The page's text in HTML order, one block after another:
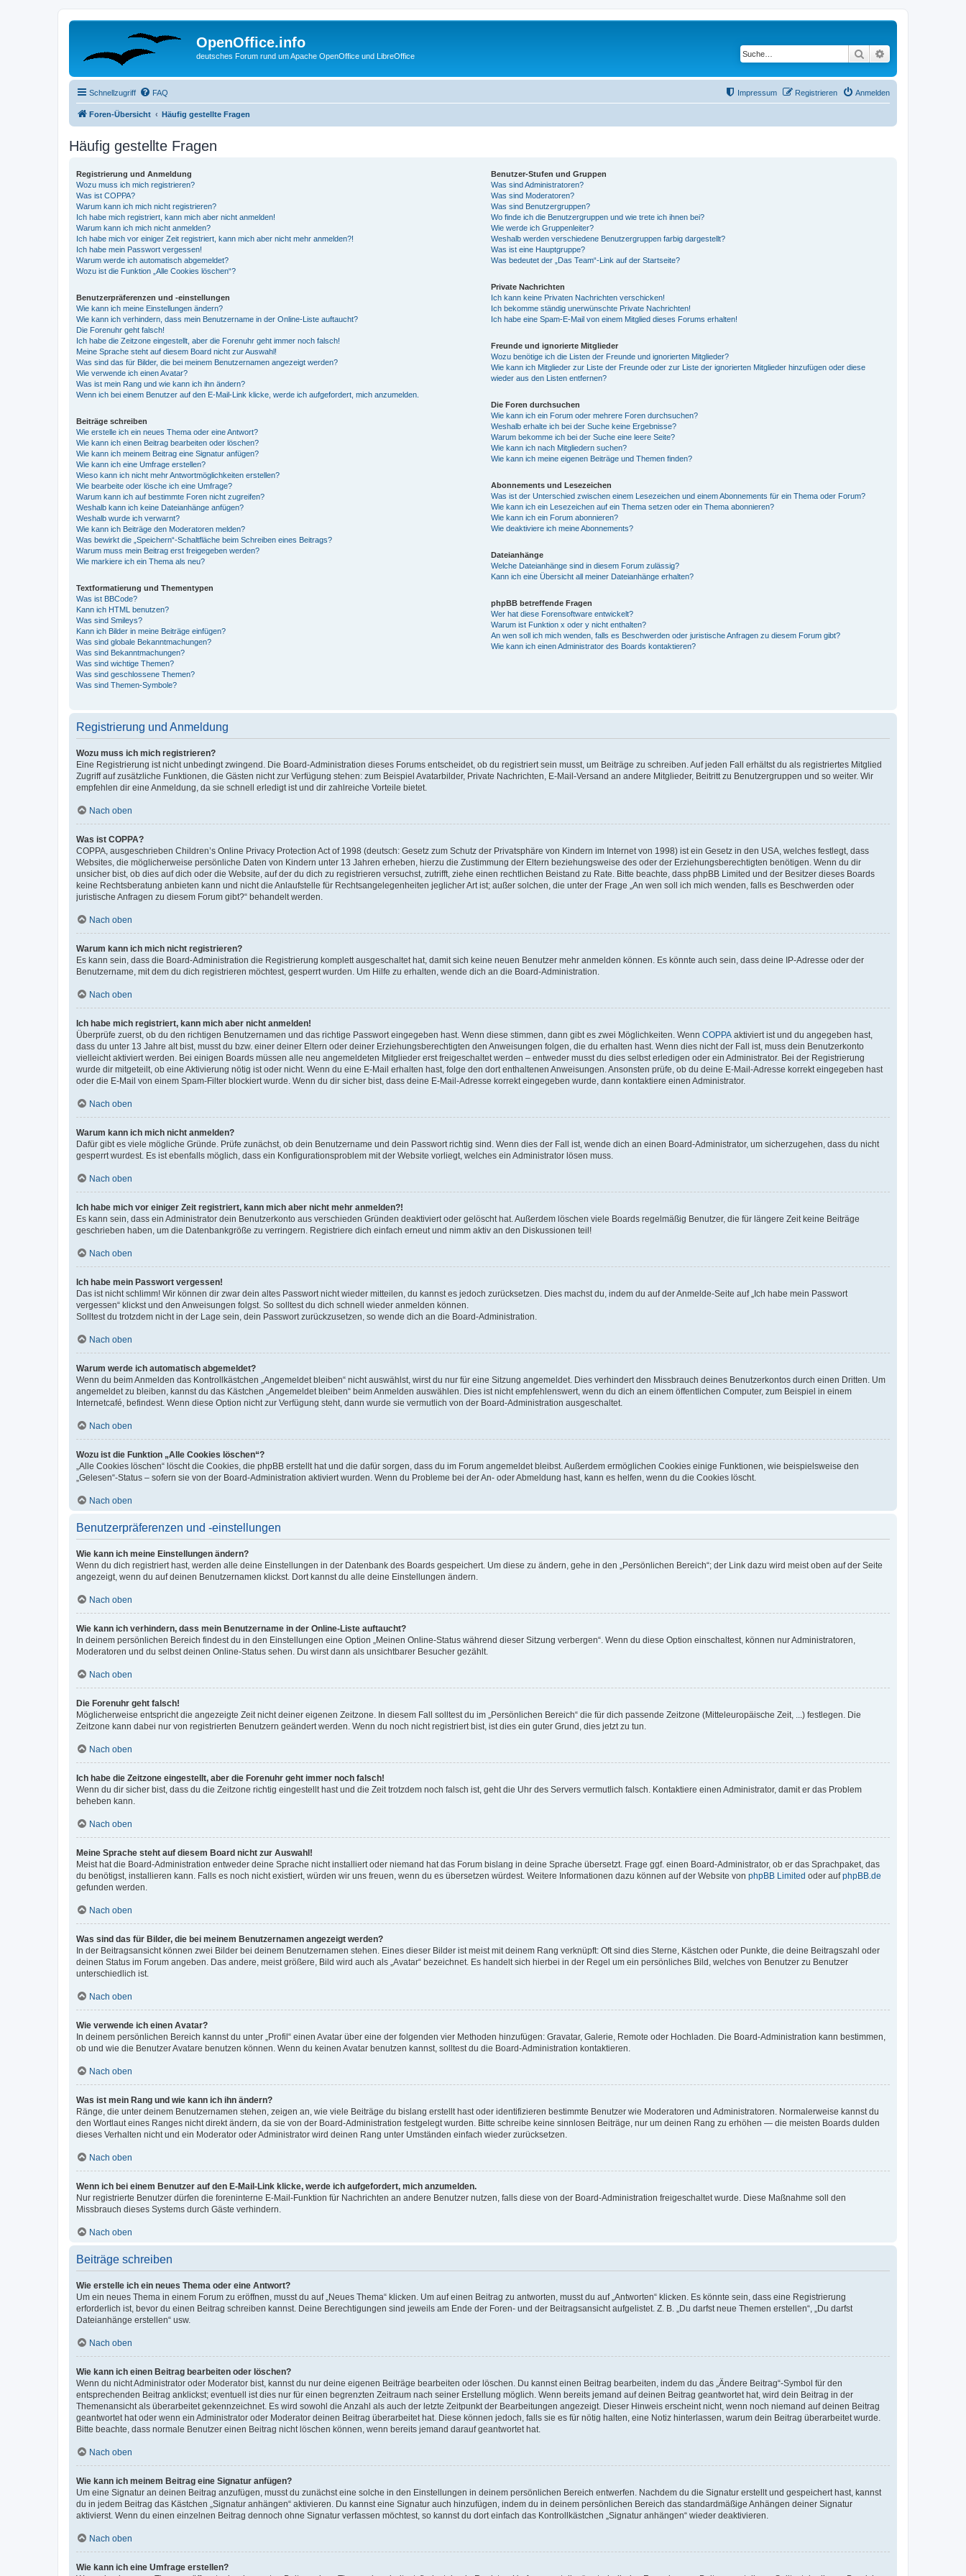
OpenOffice.info
deutsches Forum rund um Apache OpenOffice und LibreOffice Suche
Schnellzugriff FAQ Anmelden
Registrieren
Impressum
Foren-Übersicht Häufig gestellte Fragen
Häufig gestellte Fragen
Registrierung und Anmeldung
Wozu muss ich mich registrieren?
Was ist COPPA?
Warum kann ich mich nicht registrieren?
Ich habe mich registriert, kann mich aber nicht anmelden!
Warum kann ich mich nicht anmelden?
Ich habe mich vor einiger Zeit registriert, kann mich aber nicht mehr anmelden?!
Ich habe mein Passwort vergessen!
Warum werde ich automatisch abgemeldet?
Wozu ist die Funktion „Alle Cookies löschen“?
Benutzerpräferenzen und -einstellungen
Wie kann ich meine Einstellungen ändern?
Wie kann ich verhindern, dass mein Benutzername in der Online-Liste auftaucht?
Die Forenuhr geht falsch!
Ich habe die Zeitzone eingestellt, aber die Forenuhr geht immer noch falsch!
Meine Sprache steht auf diesem Board nicht zur Auswahl!
Was sind das für Bilder, die bei meinem Benutzernamen angezeigt werden?
Wie verwende ich einen Avatar?
Was ist mein Rang und wie kann ich ihn ändern?
Wenn ich bei einem Benutzer auf den E-Mail-Link klicke, werde ich aufgefordert, mich anzumelden.
Beiträge schreiben
Wie erstelle ich ein neues Thema oder eine Antwort?
Wie kann ich einen Beitrag bearbeiten oder löschen?
Wie kann ich meinem Beitrag eine Signatur anfügen?
Wie kann ich eine Umfrage erstellen?
Wieso kann ich nicht mehr Antwortmöglichkeiten erstellen?
Wie bearbeite oder lösche ich eine Umfrage?
Warum kann ich auf bestimmte Foren nicht zugreifen?
Weshalb kann ich keine Dateianhänge anfügen?
Weshalb wurde ich verwarnt?
Wie kann ich Beiträge den Moderatoren melden?
Was bewirkt die „Speichern“-Schaltfläche beim Schreiben eines Beitrags?
Warum muss mein Beitrag erst freigegeben werden?
Wie markiere ich ein Thema als neu?
Textformatierung und Thementypen
Was ist BBCode?
Kann ich HTML benutzen?
Was sind Smileys?
Kann ich Bilder in meine Beiträge einfügen?
Was sind globale Bekanntmachungen?
Was sind Bekanntmachungen?
Was sind wichtige Themen?
Was sind geschlossene Themen?
Was sind Themen-Symbole?
Benutzer-Stufen und Gruppen
Was sind Administratoren?
Was sind Moderatoren?
Was sind Benutzergruppen?
Wo finde ich die Benutzergruppen und wie trete ich ihnen bei?
Wie werde ich Gruppenleiter?
Weshalb werden verschiedene Benutzergruppen farbig dargestellt?
Was ist eine Hauptgruppe?
Was bedeutet der „Das Team“-Link auf der Startseite?
Private Nachrichten
Ich kann keine Privaten Nachrichten verschicken!
Ich bekomme ständig unerwünschte Private Nachrichten!
Ich habe eine Spam-E-Mail von einem Mitglied dieses Forums erhalten!
Freunde und ignorierte Mitglieder
Wozu benötige ich die Listen der Freunde und ignorierten Mitglieder?
Wie kann ich Mitglieder zur Liste der Freunde oder zur Liste der ignorierten Mitglieder hinzufügen oder diese
wieder aus den Listen entfernen?
Die Foren durchsuchen
Wie kann ich ein Forum oder mehrere Foren durchsuchen?
Weshalb erhalte ich bei der Suche keine Ergebnisse?
Warum bekomme ich bei der Suche eine leere Seite?
Wie kann ich nach Mitgliedern suchen?
Wie kann ich meine eigenen Beiträge und Themen finden?
Abonnements und Lesezeichen
Was ist der Unterschied zwischen einem Lesezeichen und einem Abonnements für ein Thema oder Forum?
Wie kann ich ein Lesezeichen auf ein Thema setzen oder ein Thema abonnieren?
Wie kann ich ein Forum abonnieren?
Wie deaktiviere ich meine Abonnements?
Dateianhänge
Welche Dateianhänge sind in diesem Forum zulässig?
Kann ich eine Übersicht all meiner Dateianhänge erhalten?
phpBB betreffende Fragen
Wer hat diese Forensoftware entwickelt?
Warum ist Funktion x oder y nicht enthalten?
An wen soll ich mich wenden, falls es Beschwerden oder juristische Anfragen zu diesem Forum gibt?
Wie kann ich einen Administrator des Boards kontaktieren?
Registrierung und Anmeldung
Wozu muss ich mich registrieren?
Eine Registrierung ist nicht unbedingt zwingend. Die Board-Administration dieses Forums entscheidet, ob du registriert sein musst, um Beiträge zu schreiben. Auf jeden Fall erhältst du als registriertes Mitglied
Zugriff auf zusätzliche Funktionen, die Gästen nicht zur Verfügung stehen: zum Beispiel Avatarbilder, Private Nachrichten, E-Mail-Versand an andere Mitglieder, Beitritt zu Benutzergruppen und so weiter. Wir
empfehlen dir eine Anmeldung, da sie schnell erledigt ist und dir zahlreiche Vorteile bietet.
Nach oben
Was ist COPPA?
COPPA, ausgeschrieben Children’s Online Privacy Protection Act of 1998 (deutsch: Gesetz zum Schutz der Privatsphäre von Kindern im Internet von 1998) ist ein Gesetz in den USA, welches festlegt, dass
Websites, die möglicherweise persönliche Daten von Kindern unter 13 Jahren erheben, hierzu die Zustimmung der Eltern beziehungsweise des oder der Erziehungsberechtigten benötigen. Wenn du dir
unsicher bist, ob dies auf dich oder die Website, auf der du dich zu registrieren versuchst, zutrifft, ziehe einen rechtlichen Beistand zu Rate. Bitte beachte, dass phpBB Limited und der Besitzer dieses Boards
keine Rechtsberatung anbieten kann und nicht die Anlaufstelle für Rechtsangelegenheiten jeglicher Art ist; außer solchen, die unter der Frage „An wen soll ich mich wenden, falls es Beschwerden oder
juristische Anfragen zu diesem Forum gibt?“ behandelt werden.
Nach oben
Warum kann ich mich nicht registrieren?
Es kann sein, dass die Board-Administration die Registrierung komplett ausgeschaltet hat, damit sich keine neuen Benutzer mehr anmelden können. Es könnte auch sein, dass deine IP-Adresse oder der
Benutzername, mit dem du dich registrieren möchtest, gesperrt wurden. Um Hilfe zu erhalten, wende dich an die Board-Administration.
Nach oben
Ich habe mich registriert, kann mich aber nicht anmelden!
Überprüfe zuerst, ob du den richtigen Benutzernamen und das richtige Passwort eingegeben hast. Wenn diese stimmen, dann gibt es zwei Möglichkeiten. Wenn COPPA aktiviert ist und du angegeben hast,
dass du unter 13 Jahre alt bist, musst du bzw. einer deiner Eltern oder deiner Erziehungsberechtigten den Anweisungen folgen, die du erhalten hast. Wenn dies nicht der Fall ist, muss dein Benutzerkonto
vielleicht aktiviert werden. Bei einigen Boards müssen alle neu angemeldeten Mitglieder erst freigeschaltet werden – entweder musst du dies selbst erledigen oder ein Administrator. Bei der Registrierung
wurde dir mitgeteilt, ob eine Aktivierung nötig ist oder nicht. Wenn du eine E-Mail erhalten hast, folge den dort enthaltenen Anweisungen. Ansonsten prüfe, ob du deine E-Mail-Adresse korrekt eingegeben hast
oder die E-Mail von einem Spam-Filter blockiert wurde. Wenn du dir sicher bist, dass deine E-Mail-Adresse korrekt eingegeben wurde, dann kontaktiere einen Administrator.
Nach oben
Warum kann ich mich nicht anmelden?
Dafür gibt es viele mögliche Gründe. Prüfe zunächst, ob dein Benutzername und dein Passwort richtig sind. Wenn dies der Fall ist, wende dich an einen Board-Administrator, um sicherzugehen, dass du nicht
gesperrt wurdest. Es ist ebenfalls möglich, dass ein Konfigurationsproblem mit der Website vorliegt, welches ein Administrator lösen muss.
Nach oben
Ich habe mich vor einiger Zeit registriert, kann mich aber nicht mehr anmelden?!
Es kann sein, dass ein Administrator dein Benutzerkonto aus verschieden Gründen deaktiviert oder gelöscht hat. Außerdem löschen viele Boards regelmäßig Benutzer, die für längere Zeit keine Beiträge
geschrieben haben, um die Datenbankgröße zu verringern. Registriere dich einfach erneut und nimm aktiv an den Diskussionen teil!
Nach oben
Ich habe mein Passwort vergessen!
Das ist nicht schlimm! Wir können dir zwar dein altes Passwort nicht wieder mitteilen, du kannst es jedoch zurücksetzen. Dies machst du, indem du auf der Anmelde-Seite auf „Ich habe mein Passwort
vergessen“ klickst und den Anweisungen folgst. So solltest du dich schnell wieder anmelden können.
Solltest du trotzdem nicht in der Lage sein, dein Passwort zurückzusetzen, so wende dich an die Board-Administration.
Nach oben
Warum werde ich automatisch abgemeldet?
Wenn du beim Anmelden das Kontrollkästchen „Angemeldet bleiben“ nicht auswählst, wirst du nur für eine Sitzung angemeldet. Dies verhindert den Missbrauch deines Benutzerkontos durch einen Dritten. Um
angemeldet zu bleiben, kannst du das Kästchen „Angemeldet bleiben“ beim Anmelden auswählen. Dies ist nicht empfehlenswert, wenn du dich an einem öffentlichen Computer, zum Beispiel in einem
Internetcafé, befindest. Wenn diese Option nicht zur Verfügung steht, dann wurde sie vermutlich von der Board-Administration ausgeschaltet.
Nach oben
Wozu ist die Funktion „Alle Cookies löschen“?
„Alle Cookies löschen“ löscht die Cookies, die phpBB erstellt hat und die dafür sorgen, dass du im Forum angemeldet bleibst. Außerdem ermöglichen Cookies einige Funktionen, wie beispielsweise den
„Gelesen“-Status – sofern sie von der Board-Administration aktiviert wurden. Wenn du Probleme bei der An- oder Abmeldung hast, kann es helfen, wenn du die Cookies löscht.
Nach oben
Benutzerpräferenzen und -einstellungen
Wie kann ich meine Einstellungen ändern?
Wenn du dich registriert hast, werden alle deine Einstellungen in der Datenbank des Boards gespeichert. Um diese zu ändern, gehe in den „Persönlichen Bereich“; der Link dazu wird meist oben auf der Seite
angezeigt, wenn du auf deinen Benutzernamen klickst. Dort kannst du alle deine Einstellungen ändern.
Nach oben
Wie kann ich verhindern, dass mein Benutzername in der Online-Liste auftaucht?
In deinem persönlichen Bereich findest du in den Einstellungen eine Option „Meinen Online-Status während dieser Sitzung verbergen“. Wenn du diese Option einschaltest, können nur Administratoren,
Moderatoren und du selbst deinen Online-Status sehen. Du wirst dann als unsichtbarer Besucher gezählt.
Nach oben
Die Forenuhr geht falsch!
Möglicherweise entspricht die angezeigte Zeit nicht deiner eigenen Zeitzone. In diesem Fall solltest du im „Persönlichen Bereich“ die für dich passende Zeitzone (Mitteleuropäische Zeit, ...) festlegen. Die
Zeitzone kann dabei nur von registrierten Benutzern geändert werden. Wenn du noch nicht registriert bist, ist dies ein guter Grund, dies jetzt zu tun.
Nach oben
Ich habe die Zeitzone eingestellt, aber die Forenuhr geht immer noch falsch!
Wenn du dir sicher bist, dass du die Zeitzone richtig eingestellt hast und die Zeit trotzdem noch falsch ist, geht die Uhr des Servers vermutlich falsch. Kontaktiere einen Administrator, damit er das Problem
beheben kann.
Nach oben
Meine Sprache steht auf diesem Board nicht zur Auswahl!
Meist hat die Board-Administration entweder deine Sprache nicht installiert oder niemand hat das Forum bislang in deine Sprache übersetzt. Frage ggf. einen Board-Administrator, ob er das Sprachpaket, das
du benötigst, installieren kann. Falls es noch nicht existiert, würden wir uns freuen, wenn du es übersetzen würdest. Weitere Informationen dazu können auf der Website von phpBB Limited oder aufphpBB.de
gefunden werden.
Nach oben
Was sind das für Bilder, die bei meinem Benutzernamen angezeigt werden?
In der Beitragsansicht können zwei Bilder bei deinem Benutzernamen stehen. Eines dieser Bilder ist meist mit deinem Rang verknüpft: Oft sind dies Sterne, Kästchen oder Punkte, die deine Beitragszahl oder
deinen Status im Forum angeben. Das andere, meist größere, Bild wird auch als „Avatar“ bezeichnet. Es handelt sich hierbei in der Regel um ein persönliches Bild, welches von Benutzer zu Benutzer
unterschiedlich ist.
Nach oben
Wie verwende ich einen Avatar?
In deinem persönlichen Bereich kannst du unter „Profil“ einen Avatar über eine der folgenden vier Methoden hinzufügen: Gravatar, Galerie, Remote oder Hochladen. Die Board-Administration kann bestimmen,
ob und wie die Benutzer Avatare benutzen können. Wenn du keinen Avatar benutzen kannst, solltest du die Board-Administration kontaktieren.
Nach oben
Was ist mein Rang und wie kann ich ihn ändern?
Ränge, die unter deinem Benutzernamen stehen, zeigen an, wie viele Beiträge du bislang erstellt hast oder identifizieren bestimmte Benutzer wie Moderatoren und Administratoren. Normalerweise kannst du
den Wortlaut eines Ranges nicht direkt ändern, da sie von der Board-Administration festgelegt wurden. Bitte schreibe keine sinnlosen Beiträge, nur um deinen Rang zu erhöhen — die meisten Boards dulden
dieses Verhalten nicht und ein Moderator oder Administrator wird deinen Rang unter Umständen einfach wieder zurücksetzen.
Nach oben
Wenn ich bei einem Benutzer auf den E-Mail-Link klicke, werde ich aufgefordert, mich anzumelden.
Nur registrierte Benutzer dürfen die foreninterne E-Mail-Funktion für Nachrichten an andere Benutzer nutzen, falls diese von der Board-Administration freigeschaltet wurde. Diese Maßnahme soll den
Missbrauch dieses Systems durch Gäste verhindern.
Nach oben
Beiträge schreiben
Wie erstelle ich ein neues Thema oder eine Antwort?
Um ein neues Thema in einem Forum zu eröffnen, musst du auf „Neues Thema“ klicken. Um auf einen Beitrag zu antworten, musst du auf „Antworten“ klicken. Es könnte sein, dass eine Registrierung
erforderlich ist, bevor du einen Beitrag schreiben kannst. Deine Berechtigungen sind jeweils am Ende der Foren- und der Beitragsansicht aufgelistet. Z. B. „Du darfst neue Themen erstellen“, „Du darfst
Dateianhänge erstellen“ usw.
Nach oben
Wie kann ich einen Beitrag bearbeiten oder löschen?
Wenn du nicht Administrator oder Moderator bist, kannst du nur deine eigenen Beiträge bearbeiten oder löschen. Du kannst einen Beitrag bearbeiten, indem du das „Ändere Beitrag“-Symbol für den
entsprechenden Beitrag anklickst; eventuell ist dies nur für einen begrenzten Zeitraum nach seiner Erstellung möglich. Wenn bereits jemand auf deinen Beitrag geantwortet hat, wird dein Beitrag in der
Themenansicht als überarbeitet gekennzeichnet. Es wird sowohl die Anzahl als auch der letzte Zeitpunkt der Bearbeitungen angezeigt. Dieser Hinweis erscheint nicht, wenn noch niemand auf deinen Beitrag
geantwortet hat oder wenn ein Administrator oder Moderator deinen Beitrag überarbeitet hat. Diese können jedoch, falls sie es für nötig halten, eine Notiz hinterlassen, warum dein Beitrag überarbeitet wurde.
Bitte beachte, dass normale Benutzer einen Beitrag nicht löschen können, wenn bereits jemand darauf geantwortet hat.
Nach oben
Wie kann ich meinem Beitrag eine Signatur anfügen?
Um eine Signatur an deinen Beitrag anzufügen, musst du zunächst eine solche in den Einstellungen in deinem persönlichen Bereich entwerfen. Nachdem du die Signatur erstellt und gespeichert hast, kannst
du in jedem Beitrag das Kästchen „Signatur anhängen“ aktivieren. Du kannst eine Signatur auch hinzufügen, indem du in deinem persönlichen Bereich das standardmäßige Anhängen deiner Signatur
aktivierst. Wenn du einen einzelnen Beitrag dennoch ohne Signatur verfassen möchtest, so kannst du dort einfach das Kontrollkästchen „Signatur anhängen“ wieder deaktivieren.
Nach oben
Wie kann ich eine Umfrage erstellen?